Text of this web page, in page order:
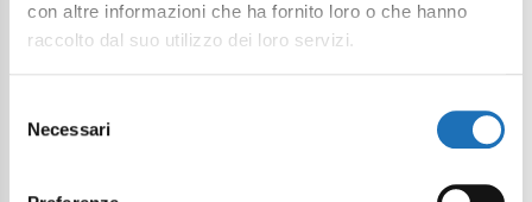
con altre informazioni che ha fornito loro o che hanno
raccolto dal suo utilizzo dei loro servizi.
delNecessari